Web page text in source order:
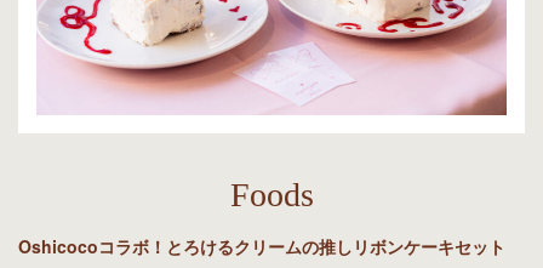
Foods
Oshicocoコラボ！とろけるクリームの推しリボンケーキセット